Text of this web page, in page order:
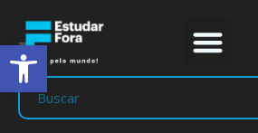
Abrir a barra de ferramentas